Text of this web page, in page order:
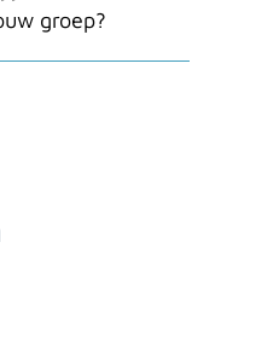
groep?